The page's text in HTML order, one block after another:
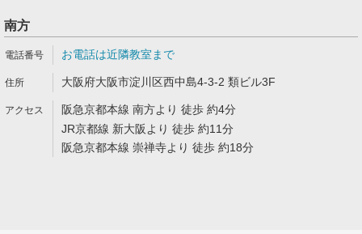
南方
お電話は近隣教室まで
大阪府大阪市淀川区西中島4-3-2 類ビル3F
阪急京都本線 南方より 徒歩 約4分
JR京都線 新大阪より 徒歩 約11分
阪急京都本線 崇禅寺より 徒歩 約18分